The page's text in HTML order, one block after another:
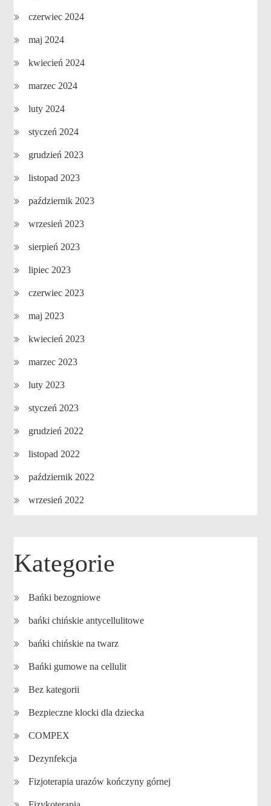
czerwiec 2024
maj 2024
kwiecień 2024
marzec 2024
luty 2024
styczeń 2024
grudzień 2023
listopad 2023
październik 2023
wrzesień 2023
sierpień 2023
lipiec 2023
czerwiec 2023
maj 2023
kwiecień 2023
marzec 2023
luty 2023
styczeń 2023
grudzień 2022
listopad 2022
październik 2022
wrzesień 2022
Kategorie
Bańki bezogniowe
bańki chińskie antycellulitowe
bańki chińskie na twarz
Bańki gumowe na cellulit
Bez kategorii
Bezpieczne klocki dla dziecka
COMPEX
Dezynfekcja
Fizjoterapia urazów kończyny górnej